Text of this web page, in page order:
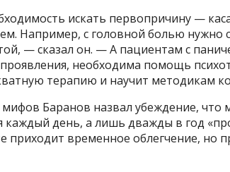
искать первопричину —
Например, с головной болью нужно
— сказал он. — А пациентам с
необходима помощь
терапию и научит методикам
Баранов назвал убеждение, что
каждый день, а лишь дважды в год
приходит временное облегчение, но